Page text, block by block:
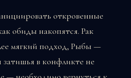
откровенные
обиды накопятся. Рак
мягкий подход, Рыбы —
в конфликте не